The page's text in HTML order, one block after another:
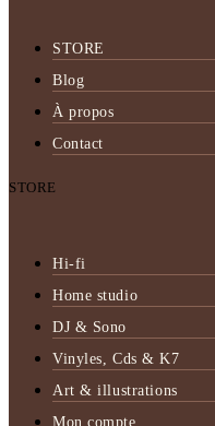
STORE
Blog
À propos
Contact
STORE
Hi-fi
Home studio
DJ & Sono
Vinyles, Cds & K7
Art & illustrations
Mon compte